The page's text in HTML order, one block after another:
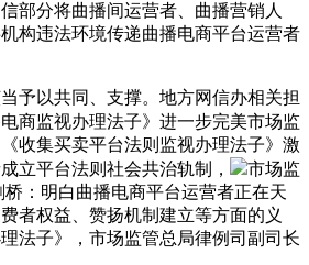
部分将曲播间运营者、曲播营销人
构违法环境传递曲播电商平台运营者
以共同、支撑。地方网信办相关担
电商监视办理法子》进一步完美市场监
收集买卖平台法则监视办理法子》激
立平台法则社会共治轨制，
市场监
：明白曲播电商平台运营者正在天
者权益、赞扬机制建立等方面的义
法子》，市场监管总局律例司副司长